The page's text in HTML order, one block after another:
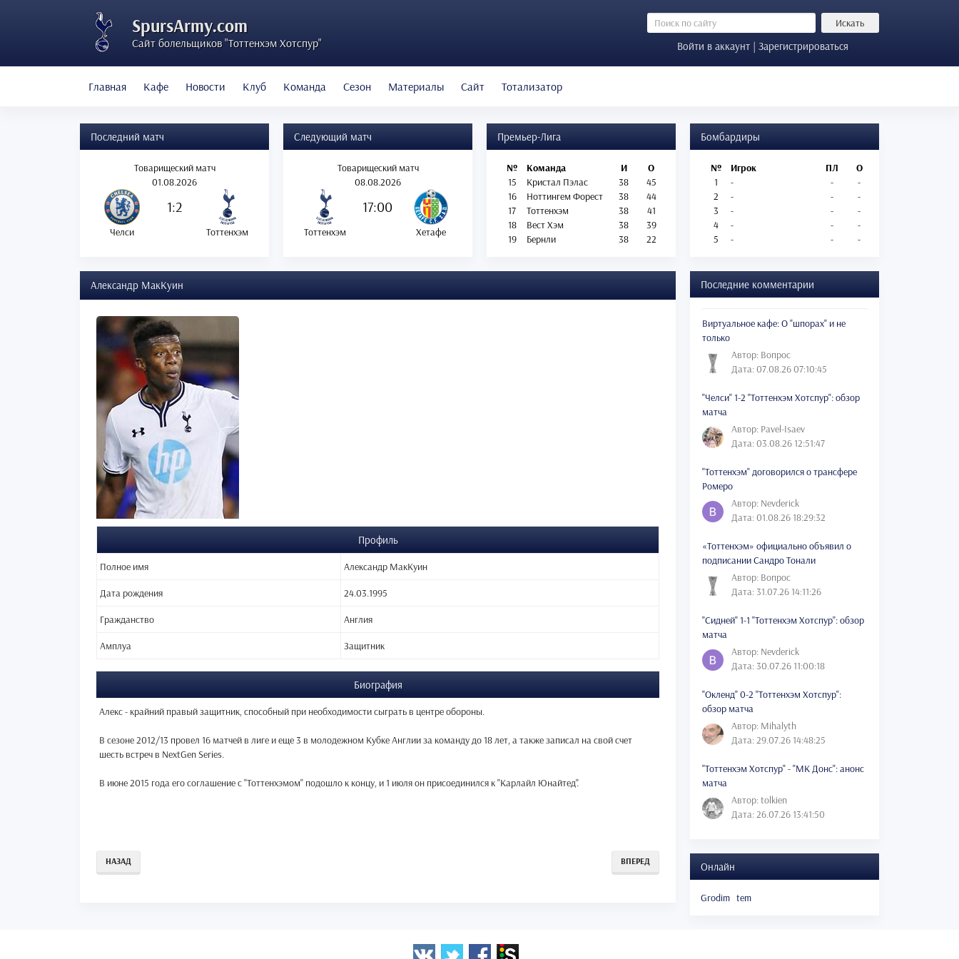
SpursArmy.com
Сайт болельщиков "Тоттенхэм Хотспур"
Искать
Войти в аккаунт | Зарегистрироваться
Главная Кафе Новости Клуб Команда Сезон Материалы Сайт Тотализатор
Последний матч
Товарищеский матч
01.08.2026
1:2
Челси Тоттенхэм
Следующий матч
Товарищеский матч
08.08.2026
17:00
Тоттенхэм Хетафе
Премьер-Лига
№ Команда И
О
15
Кристал Пэлас 38
45
16
Ноттингем Форест 38
44
17
Тоттенхэм 38
41
18
Вест Хэм 38
39
19
Бернли 38 22
Бомбардиры
№ Игрок ПЛ
О
1
- -
-
2
- -
-
3
- -
-
4
- -
-
5
- - -
Александр МакКуин
Профиль
Полное имя Александр МакКуин
Дата рождения 24.03.1995
Гражданство Англия
Амплуа Защитник
Биография
Алекс - крайний правый защитник, способный при необходимости сыграть в центре обороны.
В сезоне 2012/13 провел 16 матчей в лиге и еще 3 в молодежном Кубке Англии за команду до 18 лет, а также записал на свой счет
шесть встреч в NextGen Series.
В июне 2015 года его соглашение с "Тоттенхэмом" подошло к концу, и 1 июля он присоединился к "Карлайл Юнайтед".
НАЗАД ВПЕРЕД
Последние комментарии
Виртуальное кафе: О "шпорах" и не
только
Автор: Вопрос
Дата: 07.08.26 07:10:45
"Челси" 1-2 "Тоттенхэм Хотспур": обзор
матча
Автор: Pavel-Isaev
Дата: 03.08.26 12:51:47
"Тоттенхэм" договорился о трансфере
Ромеро
Автор: Nevderick
Дата: 01.08.26 18:29:32
«Тоттенхэм» официально объявил о
подписании Сандро Тонали
Автор: Вопрос
Дата: 31.07.26 14:11:26
"Сидней" 1-1 "Тоттенхэм Хотспур": обзор
матча
Автор: Nevderick
Дата: 30.07.26 11:00:18
"Окленд" 0-2 "Тоттенхэм Хотспур":
обзор матча
Автор: Mihalyth
Дата: 29.07.26 14:48:25
"Тоттенхэм Хотспур" - "МК Донс": анонс
матча
Автор: tolkien
Дата: 26.07.26 13:41:50
Онлайн
Grodim tem